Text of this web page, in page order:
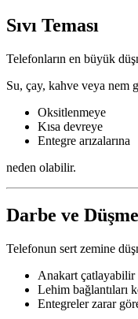
Sıvı Teması
Telefonların en büyük
Su, çay, kahve veya nem
Oksitlenmeye
Kısa devreye
Entegre arızalarına
neden olabilir.
Darbe ve Düşme
Telefonun sert zemine
Anakart çatlayabilir
Lehim bağlantıları
Entegreler zarar